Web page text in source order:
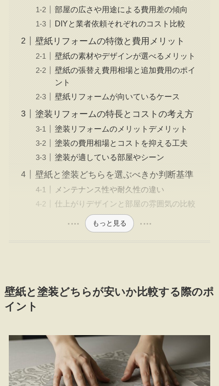
部屋の広さや用途による費用差の傾向
DIYと業者依頼それぞれのコスト比較
壁紙リフォームの特徴と費用メリット
壁紙の素材やデザインが選べるメリット
壁紙の張替え費用相場と追加費用のポイ
ント
壁紙リフォームが向いているケース
塗装リフォームの特長とコストの考え方
塗装リフォームのメリットデメリット
塗装の費用相場とコストを抑える工夫
塗装が適している部屋やシーン
壁紙と塗装どちらを選ぶべきか判断基準
メンテナンス性や耐久性の違い
仕上がりデザインと部屋の雰囲気の比較
もっと見る
壁紙と塗装どちらが安いか比較する際のポ
イント